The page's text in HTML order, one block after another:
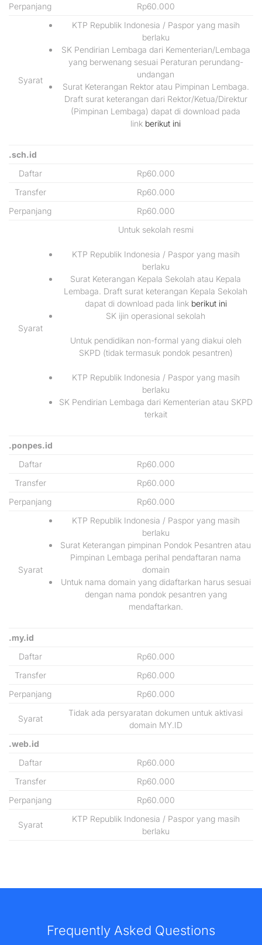
Perpanjang
Rp60.000
Syarat
KTP Republik Indonesia / Paspor yang masih
berlaku
SK Pendirian Lembaga dari Kementerian/Lembaga
yang berwenang sesuai Peraturan perundang-
undangan
Surat Keterangan Rektor atau Pimpinan Lembaga.
Draft surat keterangan dari Rektor/Ketua/Direktur
(Pimpinan Lembaga) dapat di download pada
link berikut ini
.sch.id
Daftar
Rp60.000
Transfer
Rp60.000
Perpanjang
Rp60.000
Syarat
Untuk sekolah resmi
KTP Republik Indonesia / Paspor yang masih
berlaku
Surat Keterangan Kepala Sekolah atau Kepala
Lembaga. Draft surat keterangan Kepala Sekolah
dapat di download pada link berikut ini
SK ijin operasional sekolah
Untuk pendidikan non-formal yang diakui oleh
SKPD (tidak termasuk pondok pesantren)
KTP Republik Indonesia / Paspor yang masih
berlaku
SK Pendirian Lembaga dari Kementerian atau SKPD
terkait
.ponpes.id
Daftar
Rp60.000
Transfer
Rp60.000
Perpanjang
Rp60.000
Syarat
KTP Republik Indonesia / Paspor yang masih
berlaku
Surat Keterangan pimpinan Pondok Pesantren atau
Pimpinan Lembaga perihal pendaftaran nama
domain
Untuk nama domain yang didaftarkan harus sesuai
dengan nama pondok pesantren yang
mendaftarkan.
.my.id
Daftar
Rp60.000
Transfer
Rp60.000
Perpanjang
Rp60.000
Syarat
Tidak ada persyaratan dokumen untuk aktivasi
domain MY.ID
.web.id
Daftar
Rp60.000
Transfer
Rp60.000
Perpanjang
Rp60.000
Syarat
KTP Republik Indonesia / Paspor yang masih
berlaku
Frequently Asked Questions